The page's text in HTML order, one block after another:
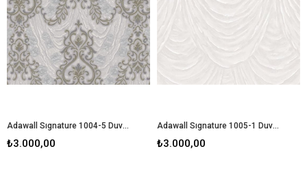
Adawall Sıgnature 1004-5 Duvar Kağıdı
₺3.000,00
Adawall Sıgnature 1005-1 Duvar Kağıdı
₺3.000,00